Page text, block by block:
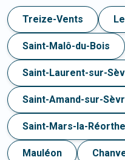
Treize-Vents
Saint-Malô-du-Bois
Saint-Laurent-sur-
Saint-Amand-sur-
Saint-Mars-la-Réorthe
Mauléon